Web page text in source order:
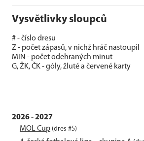
Vysvětlivky sloupců
# - číslo dresu
Z - počet zápasů, v nichž hráč nastoupil
MIN - počet odehraných minut
G, ŽK, ČK - góly, žluté a červené karty
2026 - 2027
MOL Cup (dres #5)